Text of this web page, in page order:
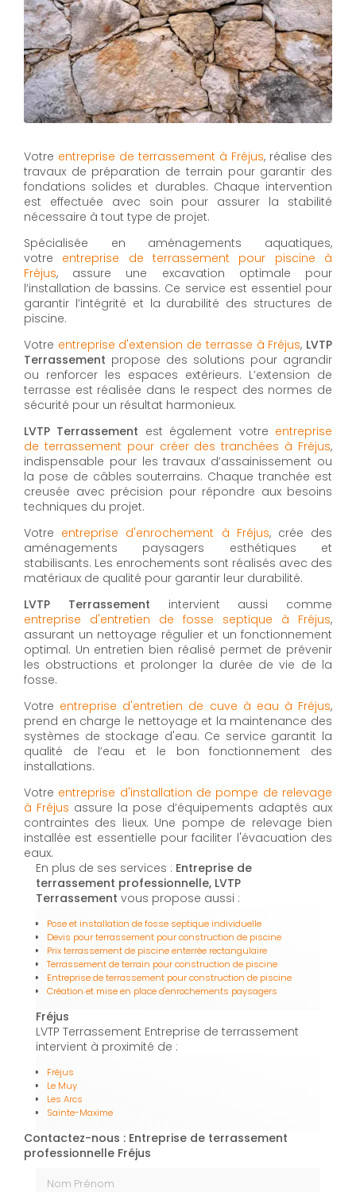
Votre entreprise de terrassement à Fréjus, réalise des
travaux de préparation de terrain pour garantir des
fondations solides et durables. Chaque intervention
est effectuée avec soin pour assurer la stabilité
nécessaire à tout type de projet.
Spécialisée en aménagements aquatiques,
votre entreprise de terrassement pour piscine à
Fréjus, assure une excavation optimale pour
l’installation de bassins. Ce service est essentiel pour
garantir l’intégrité et la durabilité des structures de
piscine.
Votre entreprise d'extension de terrasse à Fréjus, LVTP
Terrassement propose des solutions pour agrandir
ou renforcer les espaces extérieurs. L’extension de
terrasse est réalisée dans le respect des normes de
sécurité pour un résultat harmonieux.
LVTP Terrassement est également votre entreprise
de terrassement pour créer des tranchées à Fréjus,
indispensable pour les travaux d’assainissement ou
la pose de câbles souterrains. Chaque tranchée est
creusée avec précision pour répondre aux besoins
techniques du projet.
Votre entreprise d'enrochement à Fréjus, crée des
aménagements paysagers esthétiques et
stabilisants. Les enrochements sont réalisés avec des
matériaux de qualité pour garantir leur durabilité.
LVTP Terrassement intervient aussi comme
entreprise d'entretien de fosse septique à Fréjus,
assurant un nettoyage régulier et un fonctionnement
optimal. Un entretien bien réalisé permet de prévenir
les obstructions et prolonger la durée de vie de la
fosse.
Votre entreprise d'entretien de cuve à eau à Fréjus,
prend en charge le nettoyage et la maintenance des
systèmes de stockage d'eau. Ce service garantit la
qualité de l’eau et le bon fonctionnement des
installations.
Votre entreprise d'installation de pompe de relevage
à Fréjus assure la pose d’équipements adaptés aux
contraintes des lieux. Une pompe de relevage bien
installée est essentielle pour faciliter l'évacuation des
eaux.
En plus de ses services : Entreprise de
terrassement professionnelle, LVTP
Terrassement vous propose aussi :
Pose et installation de fosse septique individuelle
Devis pour terrassement pour construction de piscine
Prix terrassement de piscine enterrée rectangulaire
Terrassement de terrain pour construction de piscine
Entreprise de terrassement pour construction de piscine
Création et mise en place d'enrochements paysagers
Fréjus
LVTP Terrassement Entreprise de terrassement
intervient à proximité de :
Fréjus
Le Muy
Les Arcs
Sainte-Maxime
Contactez-nous : Entreprise de terrassement
professionnelle Fréjus